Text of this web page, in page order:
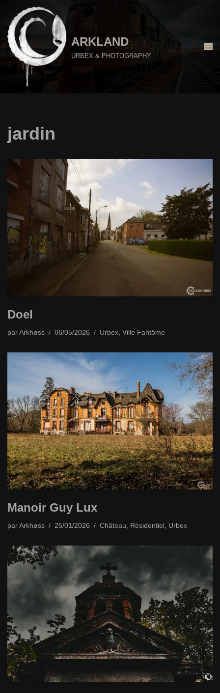
Aller
au
contenu
ARKLAND
URBEX & PHOTOGRAPHY
jardin
Doel
par Arkhøss 06/05/2026 Urbex, Ville Fantôme
Manoir Guy Lux
par Arkhøss 25/01/2026 Château Résidentiel Urbex